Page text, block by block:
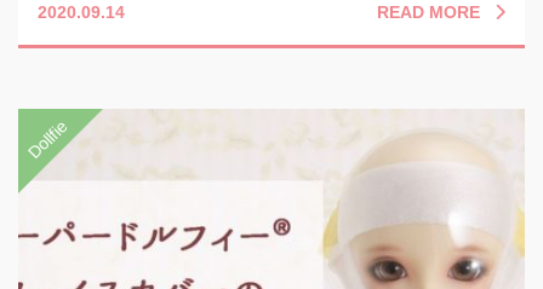
2020.09.14 READ MORE